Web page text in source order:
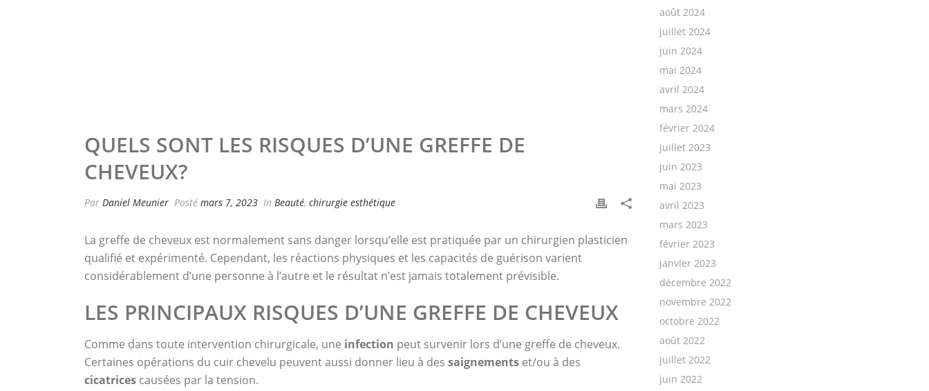
QUELS SONT LES RISQUES D’UNE GREFFE DE
CHEVEUX?
Par Daniel Meunier Posté mars 7, 2023 In Beauté, chirurgie esthétique
La greffe de cheveux est normalement sans danger lorsqu’elle est pratiquée par un chirurgien plasticien
qualifié et expérimenté. Cependant, les réactions physiques et les capacités de guérison varient
considérablement d’une personne à l’autre et le résultat n’est jamais totalement prévisible.
LES PRINCIPAUX RISQUES D’UNE GREFFE DE CHEVEUX
Comme dans toute intervention chirurgicale, une infection peut survenir lors d’une greffe de cheveux.
Certaines opérations du cuir chevelu peuvent aussi donner lieu à des saignements et/ou à des
cicatrices causées par la tension.
août 2024
juillet 2024
juin 2024
mai 2024
avril 2024
mars 2024
février 2024
juillet 2023
juin 2023
mai 2023
avril 2023
mars 2023
février 2023
janvier 2023
décembre 2022
novembre 2022
octobre 2022
août 2022
juillet 2022
juin 2022